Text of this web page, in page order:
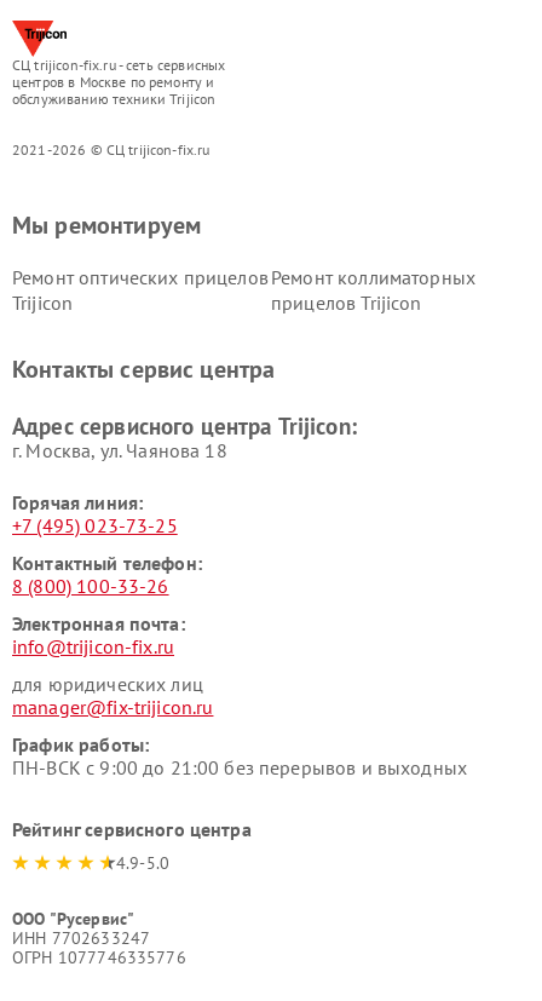
СЦ trijicon-fix.ru - сеть сервисных
центров в Москве по ремонту и
обслуживанию техники Trijicon
2021-2026 © СЦ trijicon-fix.ru
Мы ремонтируем
Ремонт оптических прицелов
Trijicon
Ремонт коллиматорных
прицелов Trijicon
Контакты сервис центра
Адрес сервисного центра Trijicon:
г. Москва, ул. Чаянова 18
Горячая линия:
+7 (495) 023-73-25
Контактный телефон:
8 (800) 100-33-26
Электронная почта:
info@trijicon-fix.ru
для юридических лиц
manager@fix-trijicon.ru
График работы:
ПН-ВСК с 9:00 до 21:00 без перерывов и выходных
Рейтинг сервисного центра
4.9-5.0
ООО "Русервис"
ИНН 7702633247
ОГРН 1077746335776